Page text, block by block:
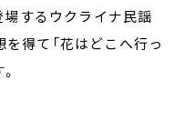
場するウクライナ民謡
得て「花はどこへ行っ